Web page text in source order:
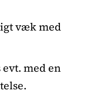
væk med
med en